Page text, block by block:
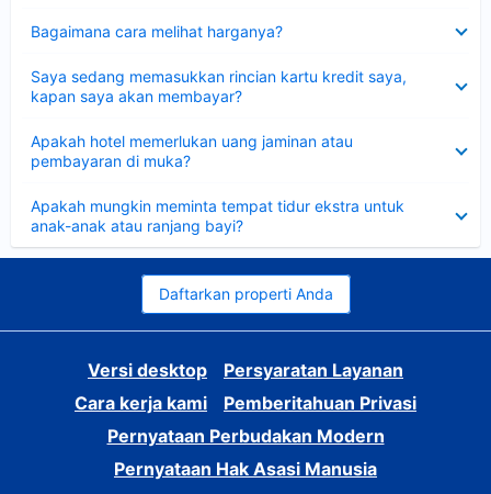
Bagaimana cara melihat harganya?
Saya sedang memasukkan rincian kartu kredit saya,
kapan saya akan membayar?
Apakah hotel memerlukan uang jaminan atau
pembayaran di muka?
Apakah mungkin meminta tempat tidur ekstra untuk
anak-anak atau ranjang bayi?
Daftarkan properti Anda
Versi desktop
Persyaratan Layanan
Cara kerja kami
Pemberitahuan Privasi
Pernyataan Perbudakan Modern
Pernyataan Hak Asasi Manusia